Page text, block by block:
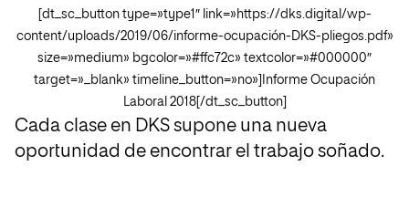
[dt_sc_button type=»type1″ link=»https://dks.digital/wp-
content/uploads/2019/06/informe-ocupación-DKS-pliegos.pdf»
size=»medium» bgcolor=»#ffc72c» textcolor=»#000000″
target=»_blank» timeline_button=»no»]Informe Ocupación
Laboral 2018[/dt_sc_button]
Cada clase en DKS supone una nueva
oportunidad de encontrar el trabajo soñado.